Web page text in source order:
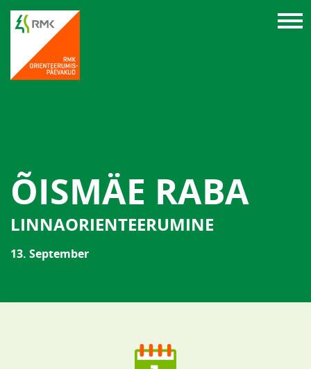
ÕISMÄE RABA
LINNAORIENTEERUMINE
13. September